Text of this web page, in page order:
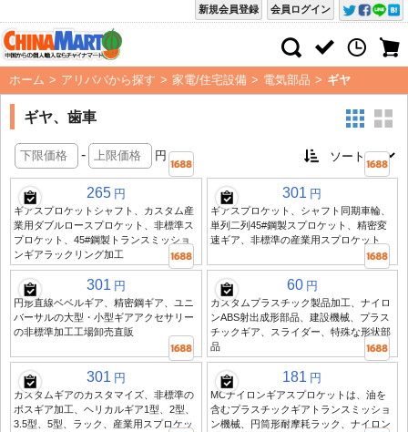
会員ログイン
新規会員登録
ホーム > アリババから探す > 家電/住宅設備 > 電気部品 > ギヤ
ギヤ、歯車
- 円
265 円
ギアスプロケットシャフト、カスタム産
業用ダブルロースプロケット、非標準ス
プロケット、45#鋼製トランスミッショ
ンギアラックリング加工
301 円
ギアスプロケット、シャフト同期車輪、
単列二列45#鋼製スプロケット、精密変
速ギア、非標準の産業用スプロケット
301 円
円形直線ベベルギア、精密鋼ギア、ユニ
バーサルの大型・小型ギアアクセサリー
の非標準加工工場卸売直販
60 円
カスタムプラスチック製品加工、ナイロ
ンABS射出成形部品、建設機械、プラス
チックギア、スライダー、特殊な形状部
品
301 円
カスタムギアのカスタマイズ、非標準の
ボスギア加工、ヘリカルギア1型、2型、
3.5型、5型、ラック、産業用スプロケッ
181 円
MCナイロンギアスプロケットは、油を
含むプラスチックギアトランスミッショ
ン機械、円筒形耐摩耗ラック、ナイロン